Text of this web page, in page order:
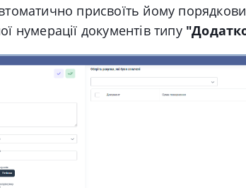
присвоїть йому
нумерації документів типу